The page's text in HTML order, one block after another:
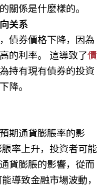
關係是什麼樣的。
关系
債券價格下降，因為
的利率。 這導致了債
持有現有債券的投資
降。
期通貨膨脹率的影
率上升，投資者可能
貨膨脹的影響，從而
導致金融市場波動，